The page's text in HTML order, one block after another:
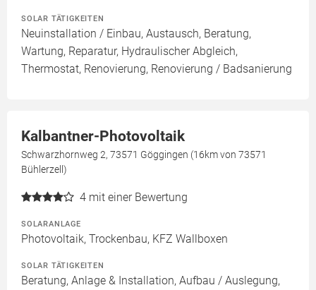
SOLAR TÄTIGKEITEN
Neuinstallation / Einbau, Austausch, Beratung,
Wartung, Reparatur, Hydraulischer Abgleich,
Thermostat, Renovierung, Renovierung / Badsanierung
Kalbantner-Photovoltaik
Schwarzhornweg 2, 73571 Göggingen (16km von 73571
Bühlerzell)
4 mit einer Bewertung
SOLARANLAGE
Photovoltaik, Trockenbau, KFZ Wallboxen
SOLAR TÄTIGKEITEN
Beratung, Anlage & Installation, Aufbau / Auslegung,